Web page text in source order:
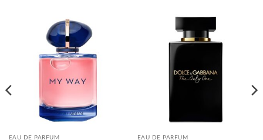
EAU DE PARFUM EAU DE PARFUM